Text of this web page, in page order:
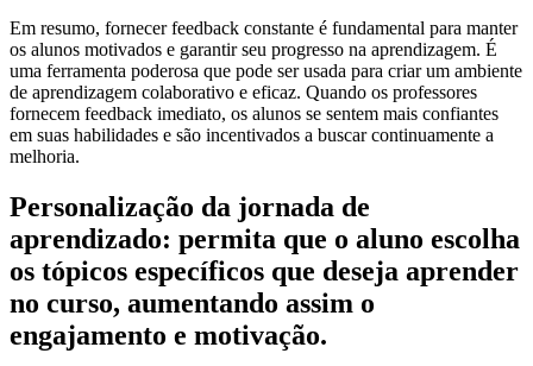
Em resumo, fornecer feedback constante é fundamental para manter
os alunos motivados e garantir seu progresso na aprendizagem. É
uma ferramenta poderosa que pode ser usada para criar um ambiente
de aprendizagem colaborativo e eficaz. Quando os professores
fornecem feedback imediato, os alunos se sentem mais confiantes
em suas habilidades e são incentivados a buscar continuamente a
melhoria.
Personalização da jornada de
aprendizado: permita que o aluno escolha
os tópicos específicos que deseja aprender
no curso, aumentando assim o
engajamento e motivação.